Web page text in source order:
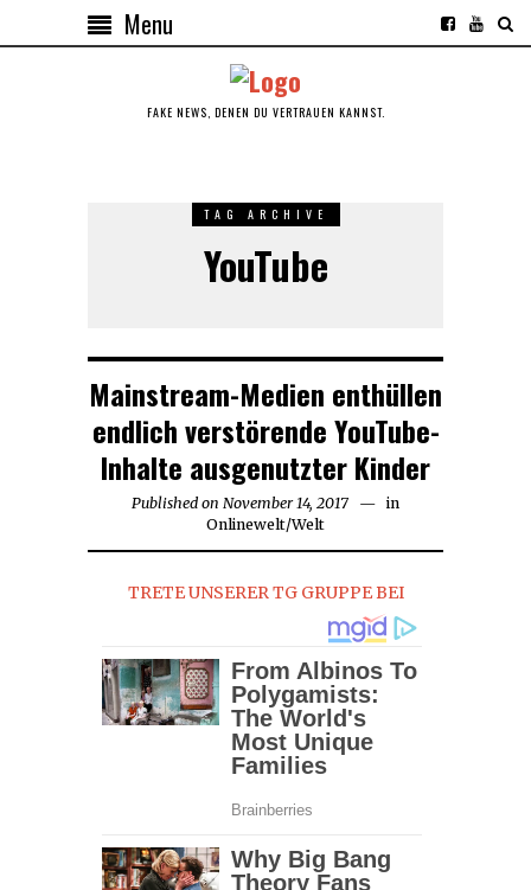
Menu
FAKE NEWS, DENEN DU VERTRAUEN KANNST.
TAG ARCHIVE
YouTube
Mainstream-Medien enthüllen
endlich verstörende YouTube-
Inhalte ausgenutzter Kinder
Published on November 14, 2017 November
in
Onlinewelt/Welt
TRETE UNSERER TG GRUPPE BEI